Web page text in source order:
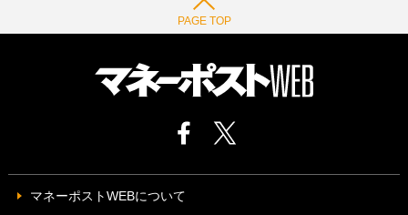
PAGE TOP
マネーポストWEBについて